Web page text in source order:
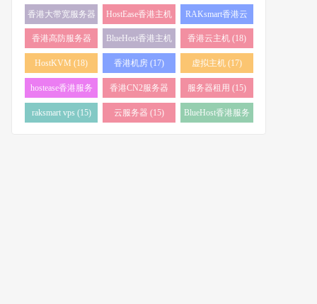
务器 (38)
(34)
香港大带宽服务器
(32)
HostEase香港主机
(28)
RAKsmart香港云
服务器 (23)
香港高防服务器
(22)
BlueHost香港主机
(21)
香港云主机 (18)
HostKVM (18) 香港机房 (17) 虚拟主机 (17)
hostease香港服务
器 (17)
香港CN2服务器
(17)
服务器租用 (15)
raksmart vps (15) 云服务器 (15)
BlueHost香港服务